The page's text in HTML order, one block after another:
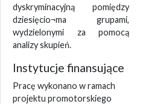
dyskryminacyjną pomiędzy
dziesięcio¬ma grupami,
wydzielonymi za pomocą
analizy skupień.
Instytucje finansujące
Pracę wykonano w ramach
projektu promotorskiego